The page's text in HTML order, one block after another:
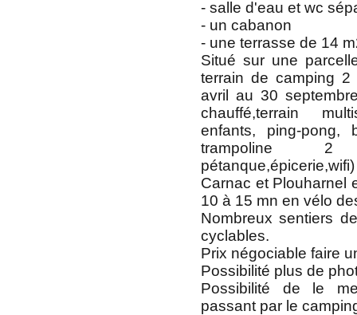
- salle d'eau et wc
- un cabanon
- une terrasse de 14
Situé sur une
terrain de camping
avril au 30
chauffé,terrain
enfants, ping-pong,
trampoline
Carnac et Plouharnel
10 à 15 mn en vélo
Nombreux sentiers
cyclables.
Prix négociable faire
Possibilité plus de
Possibilité de le
passant par le